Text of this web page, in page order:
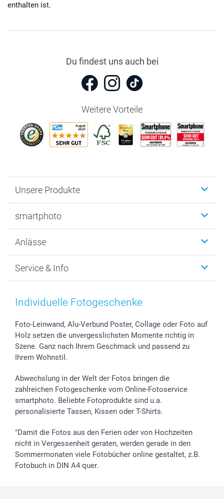
enthalten ist.
Du findest uns auch bei
Weitere Vorteile
Unsere Produkte
Fotogeschenke
MyNameBook
Fotoabzüge, Fotos als Buch & Poster
Zubehör & Material
Sticker & Etiketten
Geschenk-Gutscheine (PDF)
smartphoto
Warum smartphoto
Datenschutz
AGB
Presse
Partnerprogramme
Investor Relations
Widerrufsrecht
Anlässe
Neujahr
Muttertag
Kommunion & Konfirmation
Hochzeit
Geburtstag
Zu allen Anlässen
Service & Info
Anmelden /Registrieren
Lieferfristen
72h Lieferung
Zahlungsmöglichkeiten
Status der Bestellung
smartfriends
smartgarantie
smartbonus
Individuelle Fotogeschenke
Foto-Leinwand, Alu-Verbund Poster, Collage oder Foto auf
Holz setzen die unvergesslichsten Momente richtig in
Szene. Ganz nach Ihrem Geschmack und passend zu
Ihrem Wohnstil.
Abwechslung in der Welt der Fotos bringen die
zahlreichen Fotogeschenke vom Online-Fotoservice
smartphoto. Beliebte Fotoprodukte sind u.a.
personalisierte Tassen, Kissen oder T-Shirts.
"Damit die Fotos aus den Ferien oder von Hochzeiten
nicht in Vergessenheit geraten, werden gerade in den
Sommermonaten viele Fotobücher online gestaltet, z.B.
Fotobuch in DIN A4 quer.